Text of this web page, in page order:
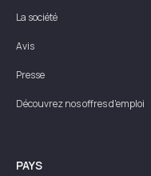
La société
Avis
Presse
Découvrez nos offres d'emploi
PAYS